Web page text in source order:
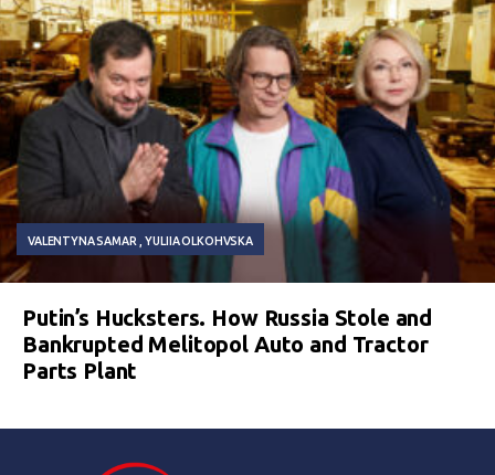
VALENTYNA SAMAR YULIIA OLKOHVSKA
Putin’s Hucksters. How Russia Stole and
Bankrupted Melitopol Auto and Tractor
Parts Plant